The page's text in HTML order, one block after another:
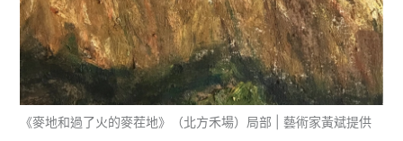
《麥地和過了火的麥茬地》（北方禾場）局部 | 藝術家黃斌提供